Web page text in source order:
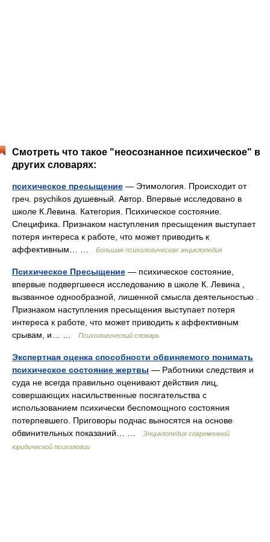
Смотреть что такое "неосознанное психическое" в
других словарях:
психическое пресыщение — Этимология. Происходит от
греч. psychikos душевный. Автор. Впервые исследовано в
школе К.Левина. Категория. Психическое состояние.
Специфика. Признаком наступления пресыщения выступает
потеря интереса к работе, что может приводить к
аффективным… …
Большая психологическая энциклопедия
Психическое Пресыщение — психическое состояние,
впервые подвергшееся исследованию в школе К. Левина ,
вызванное однообразной, лишенной смысла деятельностью .
Признаком наступления пресыщения выступает потеря
интереса к работе, что может приводить к аффективным
срывам, и… …
Психологический словарь
Экспертная оценка способности обвиняемого понимать
психическое состояние жертвы — Работники следствия и
суда не всегда правильно оценивают действия лиц,
совершающих насильственные посягательства с
использованием психически беспомощного состояния
потерпевшего. Приговоры подчас выносятся на основе
обвинительных показаний… …
Энциклопедия современной
юридической психологии